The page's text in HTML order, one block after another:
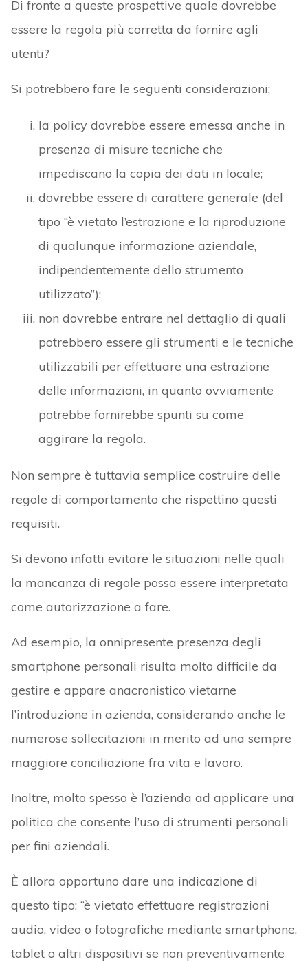
Di fronte a queste prospettive quale dovrebbe
essere la regola più corretta da fornire agli
utenti?
Si potrebbero fare le seguenti considerazioni:
la policy dovrebbe essere emessa anche in
presenza di misure tecniche che
impediscano la copia dei dati in locale;
dovrebbe essere di carattere generale (del
tipo “è vietato l’estrazione e la riproduzione
di qualunque informazione aziendale,
indipendentemente dello strumento
utilizzato”);
non dovrebbe entrare nel dettaglio di quali
potrebbero essere gli strumenti e le tecniche
utilizzabili per effettuare una estrazione
delle informazioni, in quanto ovviamente
potrebbe fornirebbe spunti su come
aggirare la regola.
Non sempre è tuttavia semplice costruire delle
regole di comportamento che rispettino questi
requisiti.
Si devono infatti evitare le situazioni nelle quali
la mancanza di regole possa essere interpretata
come autorizzazione a fare.
Ad esempio, la onnipresente presenza degli
smartphone personali risulta molto difficile da
gestire e appare anacronistico vietarne
l’introduzione in azienda, considerando anche le
numerose sollecitazioni in merito ad una sempre
maggiore conciliazione fra vita e lavoro.
Inoltre, molto spesso è l’azienda ad applicare una
politica che consente l’uso di strumenti personali
per fini aziendali.
È allora opportuno dare una indicazione di
questo tipo: “è vietato effettuare registrazioni
audio, video o fotografiche mediante smartphone,
tablet o altri dispositivi se non preventivamente